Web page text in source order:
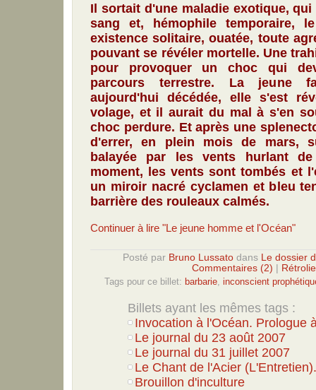
Il sortait d'une maladie exotique,
sang et, hémophile temporaire,
existence solitaire, ouatée, toute
pouvant se révéler mortelle. Une
pour provoquer un choc qui
parcours terrestre. La jeune
aujourd'hui décédée, elle s'est
volage, et il aurait du mal à s'en
choc perdure. Et après une
d'errer, en plein mois de mars,
balayée par les vents hurlant
moment, les vents sont tombés et
un miroir nacré cyclamen et bleu
barrière des rouleaux calmés.
Continuer à lire "Le jeune homme et l'Océan"
Posté par Bruno Lussato dans
Le dossier
Commentaires (2)
Tags pour ce billet: barbarie inconscient
Billets ayant les mêmes tags :
Invocation à l'Océan. Prologue
Le journal du 23 août 2007
Le journal du 31 juillet 2007
Le Chant de l'Acier
Brouillon d'inculture